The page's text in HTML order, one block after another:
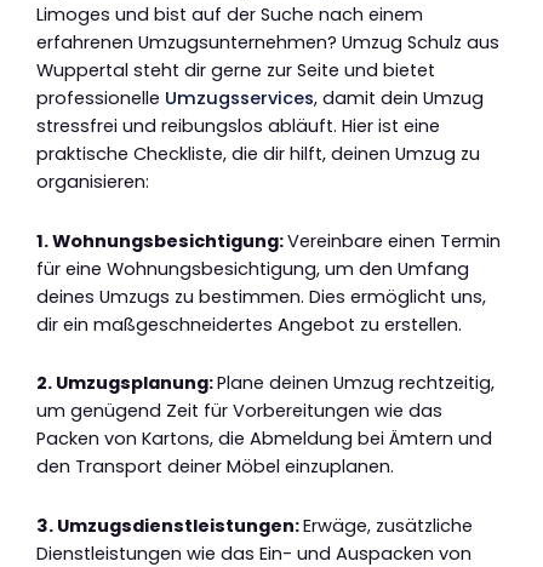
Limoges und bist auf der Suche nach einem
erfahrenen Umzugsunternehmen? Umzug Schulz aus
Wuppertal steht dir gerne zur Seite und bietet
professionelle Umzugsservices, damit dein Umzug
stressfrei und reibungslos abläuft. Hier ist eine
praktische Checkliste, die dir hilft, deinen Umzug zu
organisieren:
1. Wohnungsbesichtigung:Vereinbare einen Termin
für eine Wohnungsbesichtigung, um den Umfang
deines Umzugs zu bestimmen. Dies ermöglicht uns,
dir ein maßgeschneidertes Angebot zu erstellen.
2. Umzugsplanung:Plane deinen Umzug rechtzeitig,
um genügend Zeit für Vorbereitungen wie das
Packen von Kartons, die Abmeldung bei Ämtern und
den Transport deiner Möbel einzuplanen.
3. Umzugsdienstleistungen:Erwäge, zusätzliche
Dienstleistungen wie das Ein- und Auspacken von